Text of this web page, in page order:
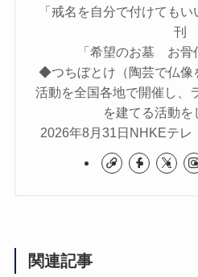
「戒名を自分で付けても
刊
「希望のお墓 お骨
◆つちぼとけ（陶芸で仏像
活動を全国各地で開催し、
を建てる活動を
2026年8月31日NHKEテレ
関連記事